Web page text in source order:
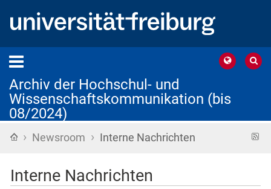
Archiv der Hochschul- und
Wissenschaftskommunikation (bis
08/2024)
Startseite
› Newsroom › Interne Nachrichten
Interne Nachrichten